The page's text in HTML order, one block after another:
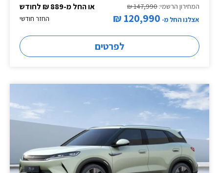
או החל מ-889 ₪ לחודש
המחירון הרשמי: 147,990 ₪
החזר חודשי
אצלנו החל מ- 120,990 ₪
לפרטים